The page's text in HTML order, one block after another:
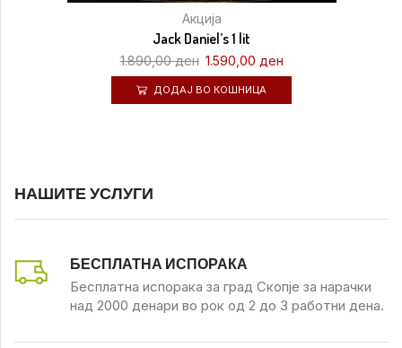
Акција
Jack Daniel’s 1 lit
1.890,00ден 1.590,00 ден
ДОДАЈ ВО КОШНИЦА
НАШИТЕ УСЛУГИ
БЕСПЛАТНА ИСПОРАКА
Бесплатна испорака за град Скопје за нарачки
над 2000 денари во рок од 2 до 3 работни дена.